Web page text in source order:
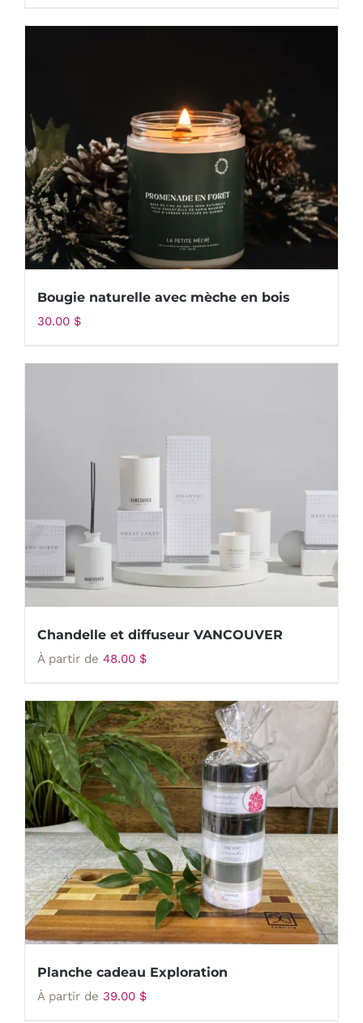
Bougie naturelle avec mèche en bois
30.00 $
Chandelle et diffuseur VANCOUVER
À partir de 48.00 $
Planche cadeau Exploration
À partir de 39.00 $